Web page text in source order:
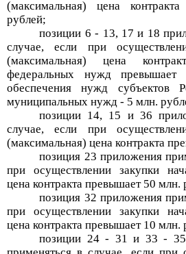
(максимальная) цена
рублей;
позиции 6 - 13, 17 и 18
случае, если при
(максимальная) цена
федеральных нужд
обеспечения нужд субъектов
муниципальных нужд - 5 млн.
позиции 14, 15 и 36
случае, если при
(максимальная) цена контракта
позиция 23 приложения
при осуществлении закупки
цена контракта превышает 50 млн.
позиция 32 приложения
при осуществлении закупки
цена контракта превышает 10 млн.
позиции 24 - 31 и 33 - 35